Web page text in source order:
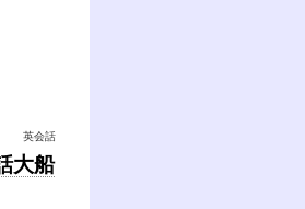
英会話
大船